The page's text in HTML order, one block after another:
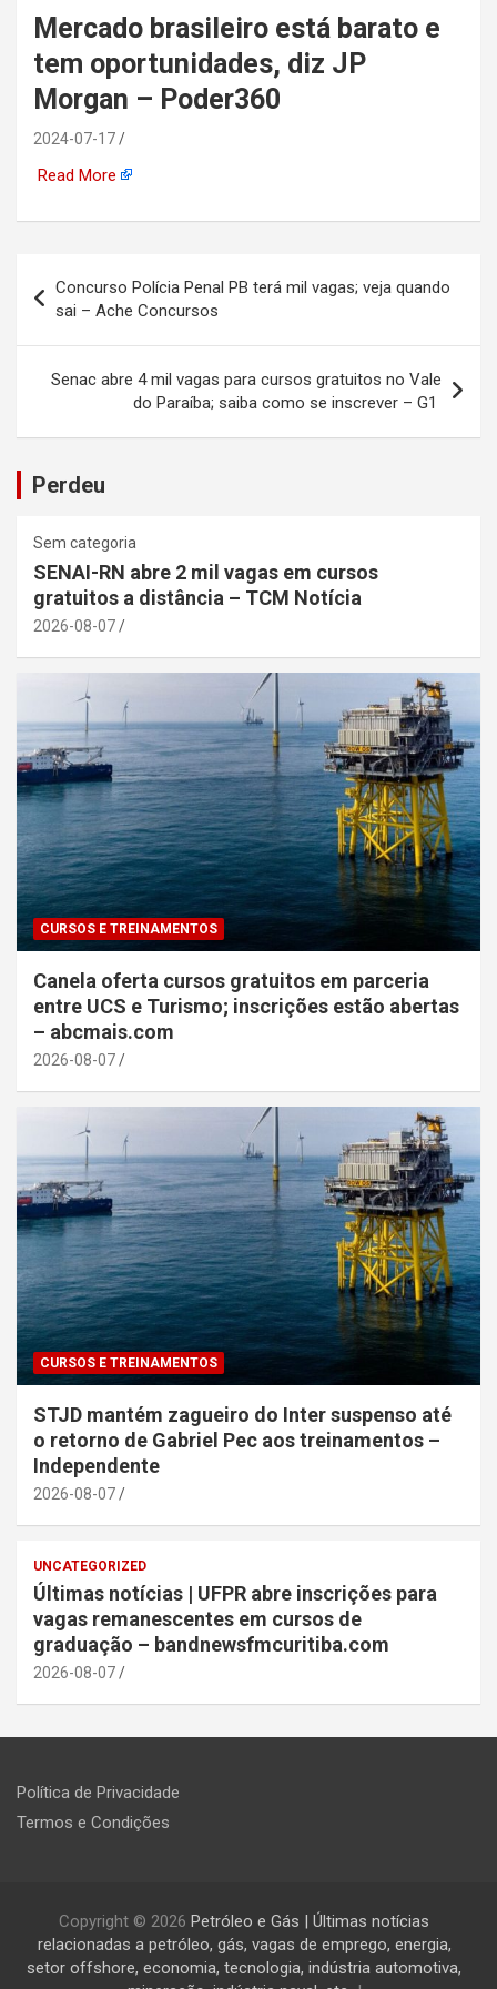
automotiva, mineração,
indústria naval, etc
Mercado brasileiro está barato e
tem oportunidades, diz JP
Morgan – Poder360
2024-07-17
Read More
de
Post
Concurso Polícia Penal PB terá mil vagas; veja quando
sai – Ache Concursos
Senac abre 4 mil vagas para cursos gratuitos no Vale
do Paraíba; saiba como se inscrever – G1
Perdeu
Sem categoria
SENAI-RN abre 2 mil vagas em cursos
gratuitos a distância – TCM Notícia
2026-08-07
CURSOS E TREINAMENTOS
Canela oferta cursos gratuitos em parceria
entre UCS e Turismo; inscrições estão abertas
– abcmais.com
2026-08-07
CURSOS E TREINAMENTOS
STJD mantém zagueiro do Inter suspenso até
o retorno de Gabriel Pec aos treinamentos –
Independente
2026-08-07
UNCATEGORIZED
Últimas notícias | UFPR abre inscrições para
vagas remanescentes em cursos de
graduação – bandnewsfmcuritiba.com
2026-08-07
Política de Privacidade
Termos e Condições
Copyright © 2026 Petróleo e Gás | Últimas notícias
relacionadas a petróleo, gás, vagas de emprego, energia,
setor offshore, economia, tecnologia, indústria automotiva,